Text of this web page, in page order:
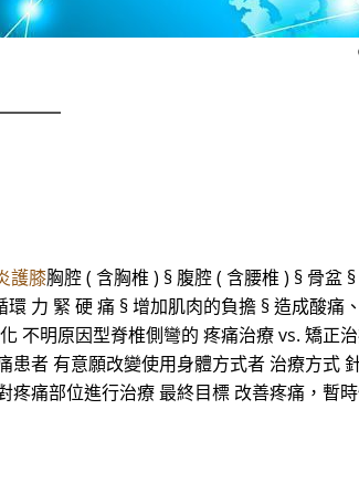
護膝胸腔 ( 含胸椎 ) § 腹腔 ( 含腰椎 ) § 骨盆
力 緊 硬 痛 § 增加肌肉的負擔 § 造成酸痛
不明原因型脊椎側彎的 疼痛治療 vs. 矯正
者 有意願改變使用身體方式者 治療方式
痛部位進行治療 最終目標 改善疼痛，暫